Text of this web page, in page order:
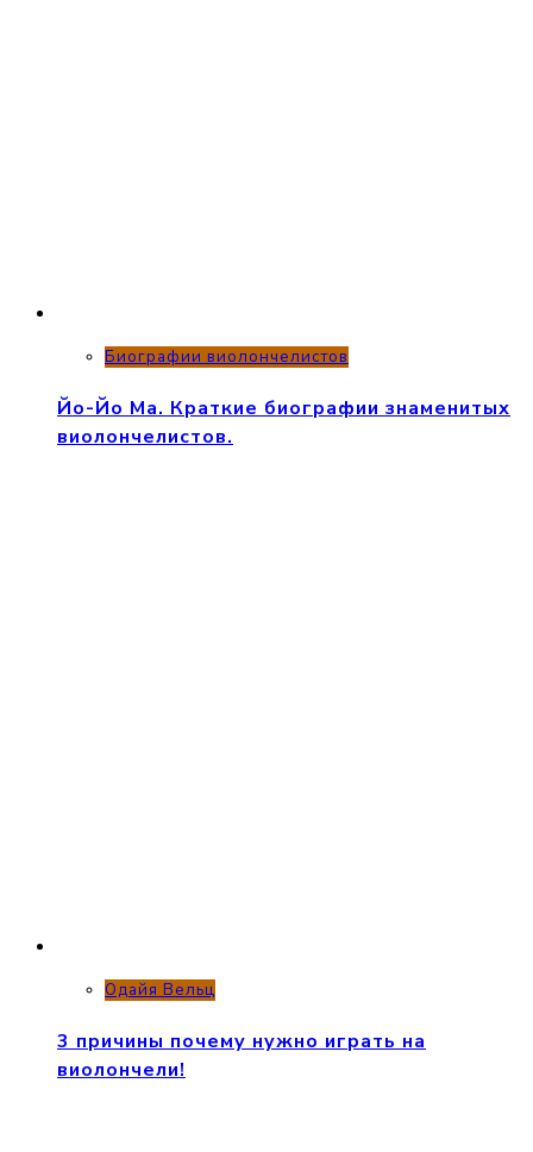
Биографии виолончелистов
Йо-Йо Ма. Краткие биографии знаменитых
виолончелистов.
Одайя Вельц
3 причины почему нужно играть на
виолончели!